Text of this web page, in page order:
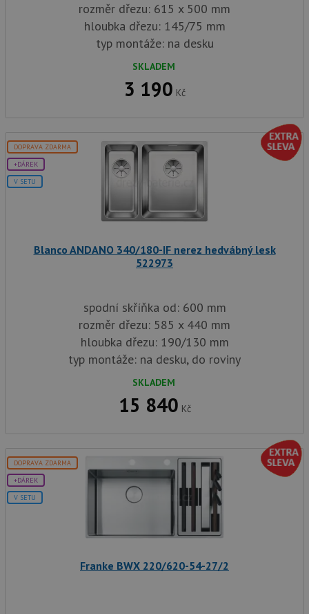
rozměr dřezu: 615 x 500 mm
hloubka dřezu: 145/75 mm
typ montáže: na desku
SKLADEM
3 190 Kč
DOPRAVA ZDARMA
+DÁREK
V SETU
Blanco ANDANO 340/180-IF nerez hedvábný lesk
522973
spodní skříňka od: 600 mm
rozměr dřezu: 585 x 440 mm
hloubka dřezu: 190/130 mm
typ montáže: na desku, do roviny
SKLADEM
15 840 Kč
DOPRAVA ZDARMA
+DÁREK
V SETU
Franke BWX 220/620-54-27/2